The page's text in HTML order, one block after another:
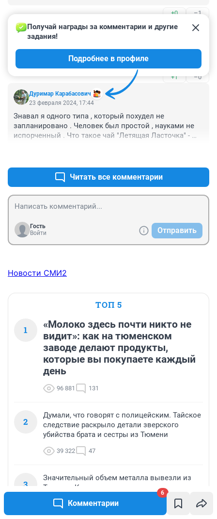
Комментарии
6
+0 –1
Гость
23 февраля 2024, 19:57
Зачем вы это рассказываете? Чтоб нашлись
последователи и уморили себя?
+1 –0
Дуримар Карабасович
Получай награды за комментарии и другие
задания!
Подробнее в профиле
23 февраля 2024, 17:44
Знавал я одного типа , который похудел не
запланировано . Человек был простой , науками не
испорченный . Что такое чай "Летящая Ласточка" -
дальнюю дорогу - везти товар "на севера" .
В дороге он lанный напиток ещё нгесколько раз
заваривал .
А когда вернулся с "северов" - то все удивлялись , как
человек постройнел за столь короткий промежуток
времени ...
Читать все комментарии
Гость
Войти
Отправить
Новости СМИ2
ТОП 5
1
«Молоко здесь почти никто не
видит»: как на тюменском
заводе делают продукты,
которые вы покупаете каждый
день
96 881 131
2
Думали, что говорят с полицейским. Тайское
следствие раскрыло детали зверского
убийства брата и сестры из Тюмени
39 322 47
3
Значительный объем металла вывезли из
Тюмени. Куда его транспортировали и зачем
34 581